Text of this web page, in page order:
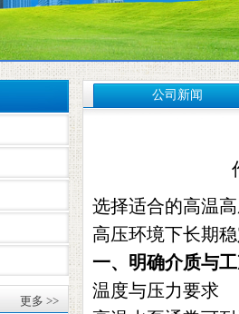
更多 >>
公司新闻
选择适合的高温
高压环境下长期
一、明确介质与
温度与压力要求‌